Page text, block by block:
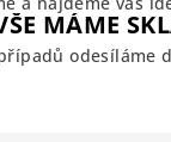
MÁME
odesíláme